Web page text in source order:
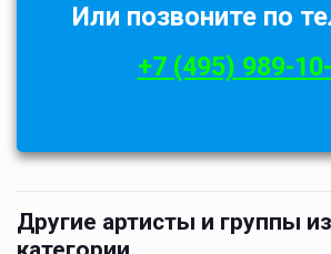
Или позвоните по
+7 (495) 989-
Другие артисты и группы